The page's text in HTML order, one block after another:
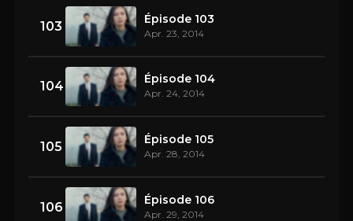
103 Épisode 103
Apr. 23, 2014
104 Épisode 104
Apr. 24, 2014
105 Épisode 105
Apr. 28, 2014
106 Épisode 106
Apr. 29, 2014